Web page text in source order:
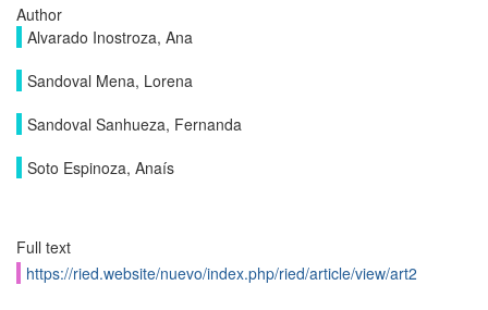
Author
Alvarado Inostroza, Ana
Sandoval Mena, Lorena
Sandoval Sanhueza, Fernanda
Soto Espinoza, Anaís
Full text
https://ried.website/nuevo/index.php/ried/article/view/art2